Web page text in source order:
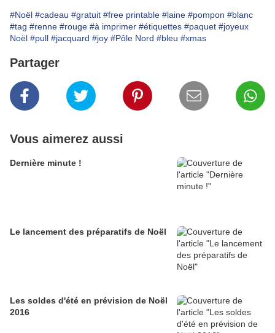
#Noël #cadeau #gratuit #free printable #laine #pompon #blanc
#tag #renne #rouge #à imprimer #étiquettes #paquet #joyeux
Noël #pull #jacquard #joy #Pôle Nord #bleu #xmas
Partager
Vous aimerez aussi
Dernière minute !
Le lancement des préparatifs de Noël
Les soldes d'été en prévision de Noël
2016